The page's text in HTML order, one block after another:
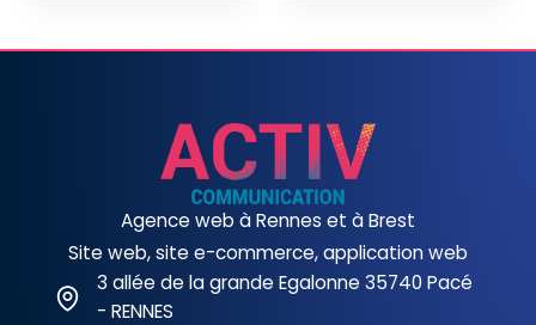
Agence web à Rennes et à Brest
Site web, site e-commerce, application web
3 allée de la grande Egalonne 35740 Pacé
- RENNES